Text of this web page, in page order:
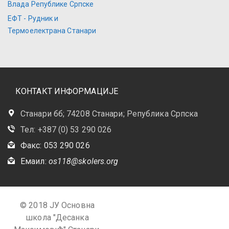
Влада Републике Српске
ЕФТ - Рудник и
Термоелектрана Станари
КОНТАКТ ИНФОРМАЦИЈЕ
Станари бб; 74208 Станари; Република Српска
Тел: +387 (0) 53 290 026
Факс: 053 290 026
Емаил: os118@skolers.org
© 2018 ЈУ Основна
школа "Десанка